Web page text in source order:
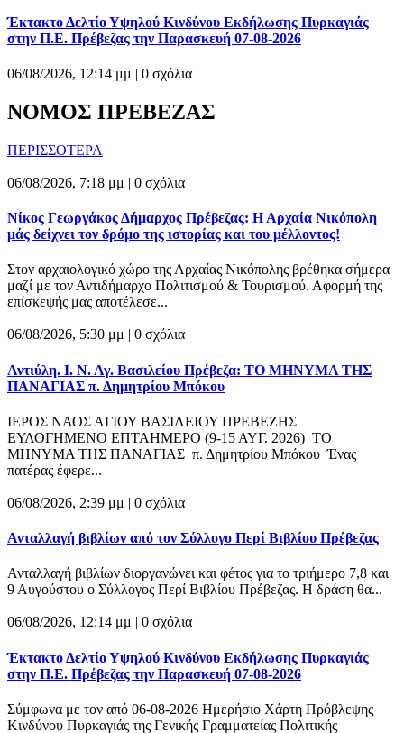
Έκτακτο Δελτίο Υψηλού Κινδύνου Εκδήλωσης Πυρκαγιάς
στην Π.Ε. Πρέβεζας την Παρασκευή 07-08-2026
06/08/2026, 12:14 μμ | 0 σχόλια
ΝΟΜΟΣ ΠΡΕΒΕΖΑΣ
ΠΕΡΙΣΣΟΤΕΡΑ
06/08/2026, 7:18 μμ | 0 σχόλια
Νίκος Γεωργάκος Δήμαρχος Πρέβεζας: Η Αρχαία Νικόπολη
μάς δείχνει τον δρόμο της ιστορίας και του μέλλοντος!
Στον αρχαιολογικό χώρο της Αρχαίας Νικόπολης βρέθηκα σήμερα
μαζί με τον Αντιδήμαρχο Πολιτισμού & Τουρισμού. Αφορμή της
επίσκεψής μας αποτέλεσε...
06/08/2026, 5:30 μμ | 0 σχόλια
Αντιύλη. Ι. Ν. Αγ. Βασιλείου Πρέβεζα: ΤΟ ΜΗΝΥΜΑ ΤΗΣ
ΠΑΝΑΓΙΑΣ π. Δημητρίου Μπόκου
ΙΕΡΟΣ ΝΑΟΣ ΑΓΙΟΥ ΒΑΣΙΛΕΙΟΥ ΠΡΕΒΕΖΗΣ
ΕΥΛΟΓΗΜΕΝΟ ΕΠΤΑΗΜΕΡΟ (9-15 ΑΥΓ. 2026) ΤΟ
ΜΗΝΥΜΑ ΤΗΣ ΠΑΝΑΓΙΑΣ π. Δημητρίου Μπόκου Ένας
πατέρας έφερε...
06/08/2026, 2:39 μμ | 0 σχόλια
Ανταλλαγή βιβλίων από τον Σύλλογο Περί Βιβλίου Πρέβεζας
Ανταλλαγή βιβλίων διοργανώνει και φέτος για το τριήμερο 7,8 και
9 Αυγούστου ο Σύλλογος Περί Βιβλίου Πρέβεζας. Η δράση θα...
06/08/2026, 12:14 μμ | 0 σχόλια
Έκτακτο Δελτίο Υψηλού Κινδύνου Εκδήλωσης Πυρκαγιάς
στην Π.Ε. Πρέβεζας την Παρασκευή 07-08-2026
Σύμφωνα με τον από 06-08-2026 Ημερήσιο Χάρτη Πρόβλεψης
Κινδύνου Πυρκαγιάς της Γενικής Γραμματείας Πολιτικής